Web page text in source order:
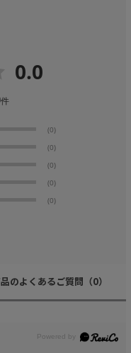
0.0
件
(0)
(0)
(0)
(0)
(0)
のよくあるご質問 （0）